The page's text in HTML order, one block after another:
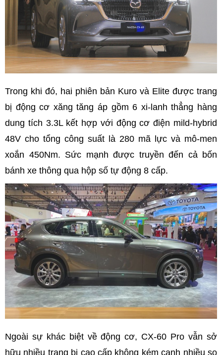
Trong khi đó, hai phiên bản Kuro và Elite được trang
bị động cơ xăng tăng áp gồm 6 xi-lanh thẳng hàng
dung tích 3.3L kết hợp với động cơ điện mild-hybrid
48V cho tổng công suất là 280 mã lực và mô-men
xoắn 450Nm. Sức mạnh được truyền đến cả bốn
bánh xe thông qua hộp số tự động 8 cấp.
Ngoài sự khác biệt về động cơ, CX-60 Pro vẫn sở
hữu nhiều trang bị cao cấp không kém cạnh nhiều so